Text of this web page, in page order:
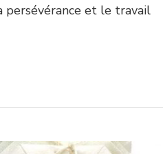
et le travail